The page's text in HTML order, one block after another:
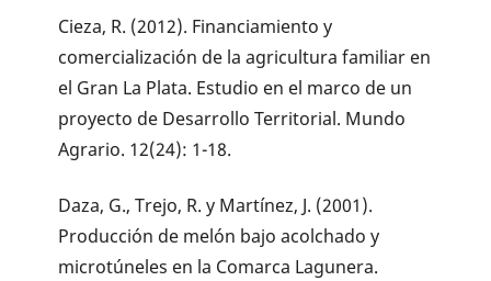
Cieza, R. (2012). Financiamiento y
comercialización de la agricultura familiar en
el Gran La Plata. Estudio en el marco de un
proyecto de Desarrollo Territorial. Mundo
Agrario. 12(24): 1-18.
Daza, G., Trejo, R. y Martínez, J. (2001).
Producción de melón bajo acolchado y
microtúneles en la Comarca Lagunera.